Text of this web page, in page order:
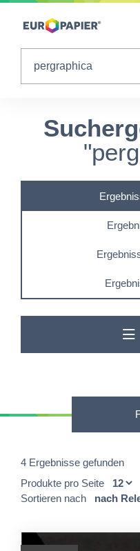
Table Of Content
4 Ergebnisse gefunden
Produkte pro Seite
Sortieren nach